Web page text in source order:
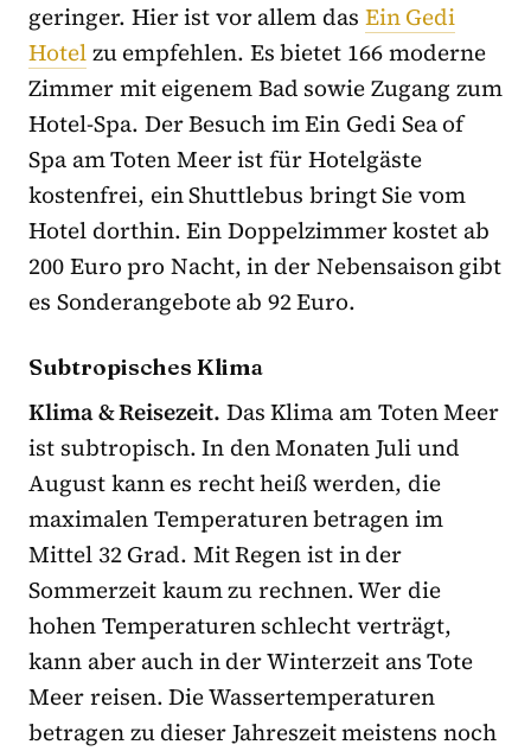
geringer. Hier ist vor allem das Ein Gedi
Hotelzu empfehlen. Es bietet 166 moderne
Zimmer mit eigenem Bad sowie Zugang zum
Hotel-Spa. Der Besuch im Ein Gedi Sea of
Spa am Toten Meer ist für Hotelgäste
kostenfrei, ein Shuttlebus bringt Sie vom
Hotel dorthin. Ein Doppelzimmer kostet ab
200 Euro pro Nacht, in der Nebensaison gibt
es Sonderangebote ab 92 Euro.
Subtropisches Klima
Klima & Reisezeit. Das Klima am Toten Meer
ist subtropisch. In den Monaten Juli und
August kann es recht heiß werden, die
maximalen Temperaturen betragen im
Mittel 32 Grad. Mit Regen ist in der
Sommerzeit kaum zu rechnen. Wer die
hohen Temperaturen schlecht verträgt,
kann aber auch in der Winterzeit ans Tote
Meer reisen. Die Wassertemperaturen
betragen zu dieser Jahreszeit meistens noch